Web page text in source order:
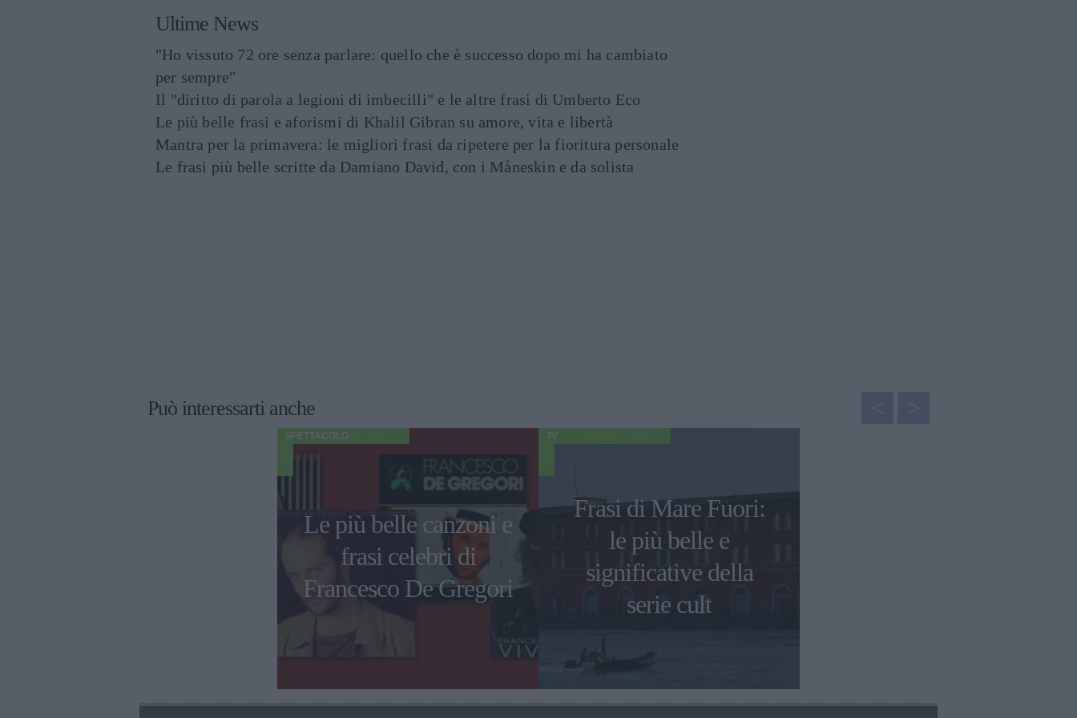
Ultime News
"Ho vissuto 72 ore senza parlare: quello che è successo dopo mi ha cambiato
per sempre"
Il "diritto di parola a legioni di imbecilli" e le altre frasi di Umberto Eco
Le più belle frasi e aforismi di Khalil Gibran su amore, vita e libertà
Mantra per la primavera: le migliori frasi da ripetere per la fioritura personale
Le frasi più belle scritte da Damiano David, con i Måneskin e da solista
Può interessarti anche
SPETTACOLO
Le più belle canzoni e
frasi celebri di
Francesco De Gregori
TV
Frasi di Mare Fuori:
le più belle e
significative della
serie cult